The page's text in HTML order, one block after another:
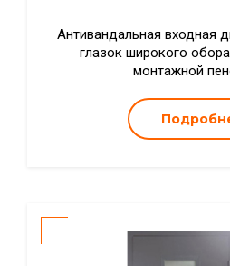
Антивандальная входная
глазок широкого
монтажной